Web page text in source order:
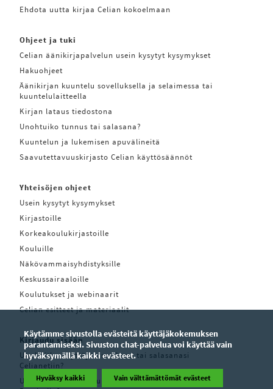
Ehdota uutta kirjaa Celian kokoelmaan
Ohjeet ja tuki
Celian äänikirjapalvelun usein kysytyt kysymykset
Hakuohjeet
Äänikirjan kuuntelu sovelluksella ja selaimessa tai
kuuntelulaitteella
Kirjan lataus tiedostona
Unohtuiko tunnus tai salasana?
Kuuntelun ja lukemisen apuvälineitä
Saavutettavuuskirjasto Celian käyttösäännöt
Yhteisöjen ohjeet
Usein kysytyt kysymykset
Kirjastoille
Korkeakoulukirjastoille
Kouluille
Näkövammaisyhdistyksille
Keskussairaaloille
Koulutukset ja webinaarit
Celian esitteet ja materiaalit
Kirjaudu sisään
Unohditko käyttäjätunnuksesi tai salasanasi
Celianetiin?
Unohditko käyttäjätunnuksesi tai salasanasi Pratsam
Käytämme sivustolla evästeitä käyttäjäkokemuksen
parantamiseksi. Sivuston chat-palvelua voi käyttää vain
hyväksymällä kaikki evästeet.
Hyväksy kaikki Vain välttämättömät evästeet